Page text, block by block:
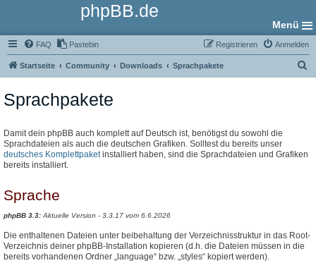
phpBB.de
Menü
FAQ Pastebin Anmelden
Registrieren
Startseite Community Downloads Sprachpakete
Sprachpakete
Damit dein phpBB auch komplett auf Deutsch ist, benötigst du sowohl die
Sprachdateien als auch die deutschen Grafiken. Solltest du bereits unser
deutsches Komplettpaketinstalliert haben, sind die Sprachdateien und Grafiken
bereits installiert.
Sprache
phpBB 3.3:Aktuelle Version - 3.3.17 vom 6.6.2026
Die enthaltenen Dateien unter beibehaltung der Verzeichnisstruktur in das Root-
Verzeichnis deiner phpBB-Installation kopieren (d.h. die Dateien müssen in die
bereits vorhandenen Ordner „language“ bzw. „styles“ kopiert werden).